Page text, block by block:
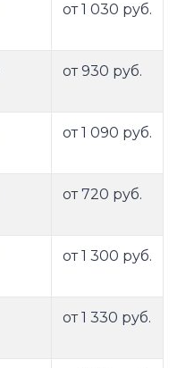
от 1 030 руб.
от 930 руб.
от 1 090 руб.
от 720 руб.
от 1 300 руб.
от 1 330 руб.